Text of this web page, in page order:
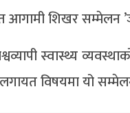
आगामी शिखर सम्मेलन
स्वास्थ्य
विषयमा यो